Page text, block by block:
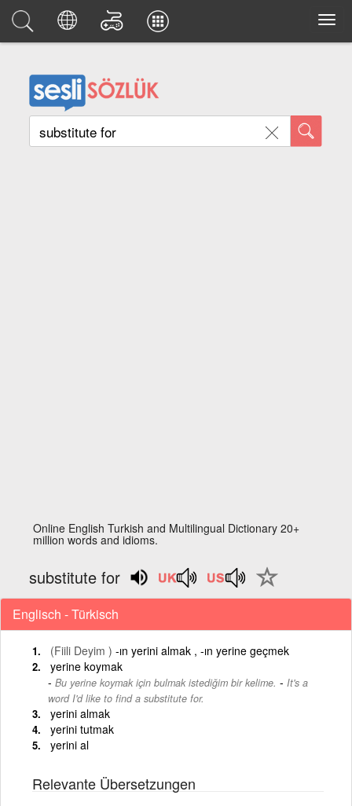
Online English Turkish and Multilingual Dictionary 20+
million words and idioms.
substitute for
Englisch - Türkisch
(Fiili Deyim ) -ın yerini almak , -ın yerine geçmek
yerine koymak
Bu yerine koymak için bulmak istediğim bir kelime. - It's a
word I'd like to find a substitute for.
yerini almak
yerini tutmak
yerini al
Relevante Übersetzungen